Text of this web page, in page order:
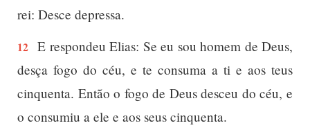
rei: Desce depressa.
12 E respondeu Elias: Se eu sou homem de Deus,
desça fogo do céu, e te consuma a ti e aos teus
cinquenta. Então o fogo de Deus desceu do céu, e
o consumiu a ele e aos seus cinquenta.